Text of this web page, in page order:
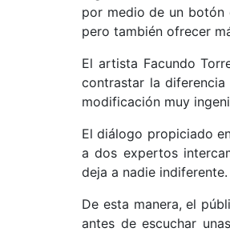
por medio de un botón
pero también ofrecer
El artista Facundo
contrastar la
modificación muy
El diálogo propiciado
a dos expertos
deja a nadie indiferente.
De esta manera, el
antes de escuchar